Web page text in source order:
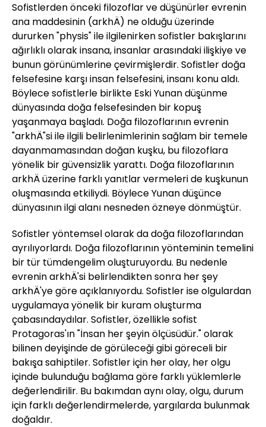
Sofistlerden önceki filozoflar ve düşünürler evrenin
ana maddesinin (arkhÄ) ne olduğu üzerinde
dururken "physis" ile ilgilenirken sofistler bakışlarını
ağırlıklı olarak insana, insanlar arasındaki ilişkiye ve
bunun görünümlerine çevirmişlerdir. Sofistler doğa
felsefesine karşı insan felsefesini, insanı konu aldı.
Böylece sofistlerle birlikte Eski Yunan düşünme
dünyasında doğa felsefesinden bir kopuş
yaşanmaya başladı. Doğa filozoflarının evrenin
"arkhÄ"si ile ilgili belirlenimlerinin sağlam bir temele
dayanmamasından doğan kuşku, bu filozoflara
yönelik bir güvensizlik yarattı. Doğa filozoflarının
arkhÄ üzerine farklı yanıtlar vermeleri de kuşkunun
oluşmasında etkiliydi. Böylece Yunan düşünce
dünyasının ilgi alanı nesneden özneye dönmüştür.
Sofistler yöntemsel olarak da doğa filozoflarından
ayrılıyorlardı. Doğa filozoflarının yönteminin temelini
bir tür tümdengelim oluşturuyordu. Bu nedenle
evrenin arkhÄ'si belirlendikten sonra her şey
arkhÄ'ye göre açıklanıyordu. Sofistler ise olgulardan
uygulamaya yönelik bir kuram oluşturma
çabasındaydılar. Sofistler, özellikle sofist
Protagoras'ın "İnsan her şeyin ölçüsüdür." olarak
bilinen deyişinde de görüleceği gibi göreceli bir
bakışa sahiptiler. Sofistler için her olay, her olgu
içinde bulunduğu bağlama göre farklı yüklemlerle
değerlendirilir. Bu bakımdan aynı olay, olgu, durum
için farklı değerlendirmelerde, yargılarda bulunmak
doğaldır.